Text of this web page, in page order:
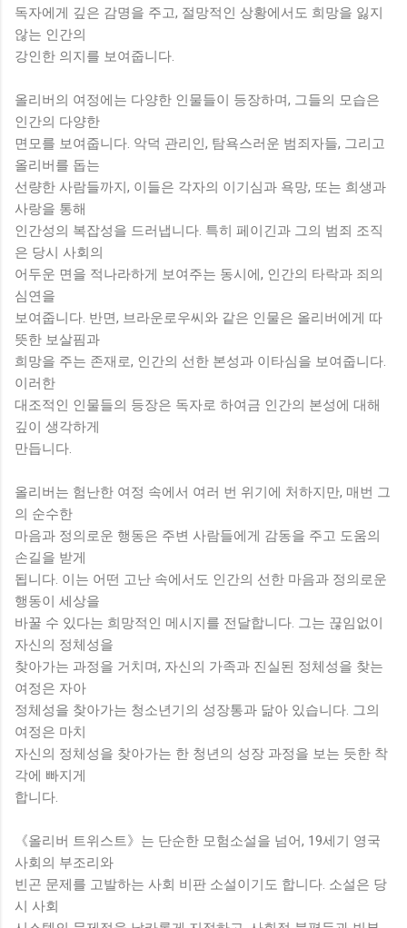
독자에게 깊은 감명을 주고, 절망적인 상황에서도 희망을 잃지
않는 인간의
강인한 의지를 보여줍니다.
올리버의 여정에는 다양한 인물들이 등장하며, 그들의 모습은
인간의 다양한
면모를 보여줍니다. 악덕 관리인, 탐욕스러운 범죄자들, 그리고
올리버를 돕는
선량한 사람들까지, 이들은 각자의 이기심과 욕망, 또는 희생과
사랑을 통해
인간성의 복잡성을 드러냅니다. 특히 페이긴과 그의 범죄 조직
은 당시 사회의
어두운 면을 적나라하게 보여주는 동시에, 인간의 타락과 죄의
심연을
보여줍니다. 반면, 브라운로우씨와 같은 인물은 올리버에게 따
뜻한 보살핌과
희망을 주는 존재로, 인간의 선한 본성과 이타심을 보여줍니다.
이러한
대조적인 인물들의 등장은 독자로 하여금 인간의 본성에 대해
깊이 생각하게
만듭니다.
올리버는 험난한 여정 속에서 여러 번 위기에 처하지만, 매번 그
의 순수한
마음과 정의로운 행동은 주변 사람들에게 감동을 주고 도움의
손길을 받게
됩니다. 이는 어떤 고난 속에서도 인간의 선한 마음과 정의로운
행동이 세상을
바꿀 수 있다는 희망적인 메시지를 전달합니다. 그는 끊임없이
자신의 정체성을
찾아가는 과정을 거치며, 자신의 가족과 진실된 정체성을 찾는
여정은 자아
정체성을 찾아가는 청소년기의 성장통과 닮아 있습니다. 그의
여정은 마치
자신의 정체성을 찾아가는 한 청년의 성장 과정을 보는 듯한 착
각에 빠지게
합니다.
《올리버 트위스트》는 단순한 모험소설을 넘어, 19세기 영국
사회의 부조리와
빈곤 문제를 고발하는 사회 비판 소설이기도 합니다. 소설은 당
시 사회